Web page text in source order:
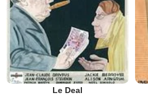
Le Deal